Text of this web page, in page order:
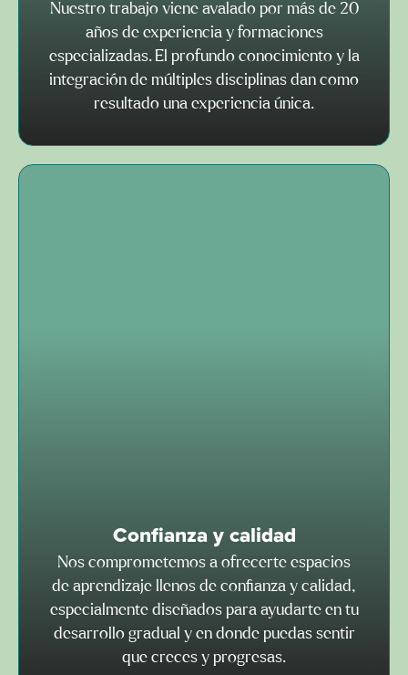
Nuestro trabajo viene avalado por más de 20
años de experiencia y formaciones
especializadas. El profundo conocimiento y la
integración de múltiples disciplinas dan como
resultado una experiencia única.
Confianza y calidad
Nos comprometemos a ofrecerte espacios
de aprendizaje llenos de confianza y calidad,
especialmente diseñados para ayudarte en tu
desarrollo gradual y en donde puedas sentir
que creces y progresas.